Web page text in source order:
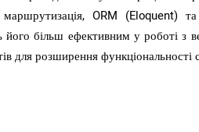
ORM (Eloquent)
більш ефективним у роботі з
для розширення функціональності